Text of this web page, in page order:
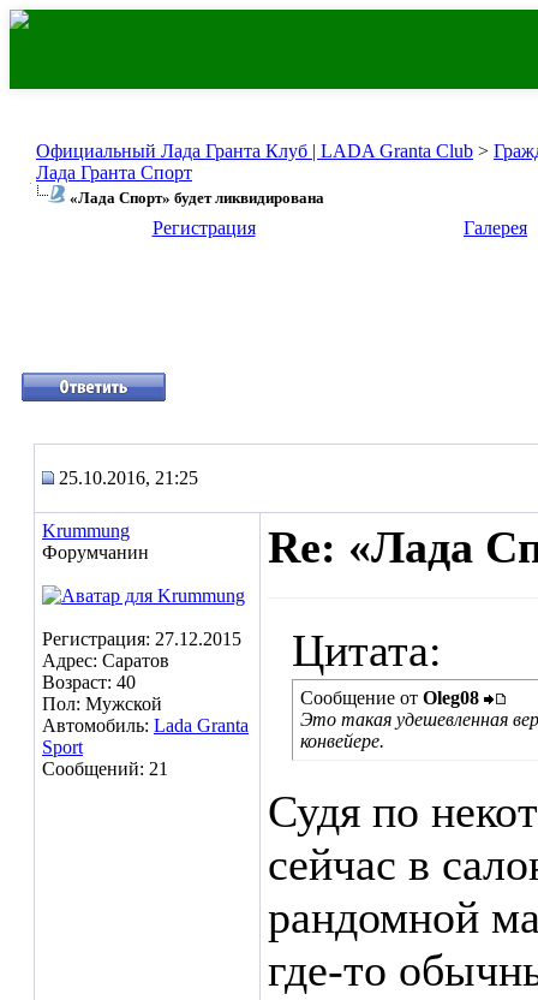
Официальный Лада Гранта Клуб | LADA Granta Club >
Лада Гранта Спорт
«Лада Спорт» будет ликвидирована
Регистрация Галерея
25.10.2016, 21:25
Krummung
Форумчанин
Регистрация: 27.12.2015
Адрес: Саратов
Возраст: 40
Пол: Мужской
Автомобиль: Lada Granta
Sport
Сообщений: 21
Re: «Лада
Цитата:
Сообщение от Oleg08
Это такая удешевленная
конвейере.
Судя по
сейчас в
рандомной
где-то